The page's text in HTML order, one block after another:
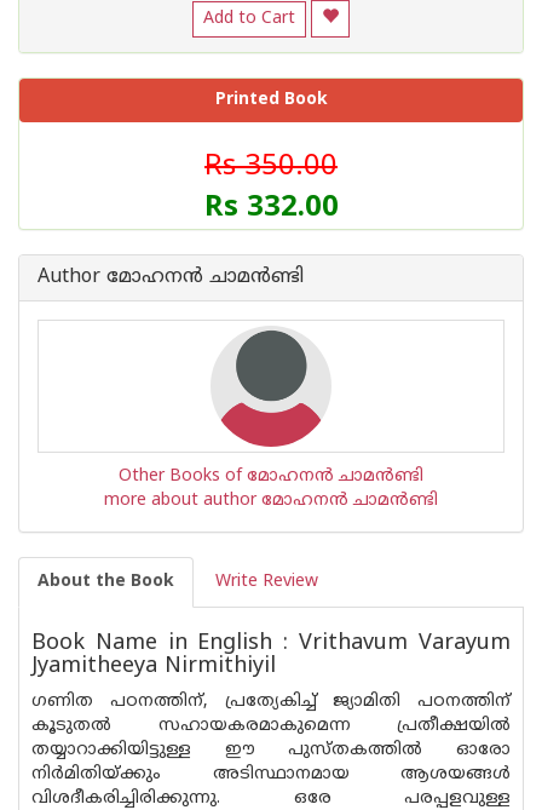
Add to Cart
Printed Book
Rs 350.00
Rs 332.00
Author മോഹനന്‍ ചാമന്‍ണ്ടി
Other Books of മോഹനന്‍ ചാമന്‍ണ്ടി
more about author മോഹനന്‍ ചാമന്‍ണ്ടി
About the Book Write Review
Book Name in English : Vrithavum Varayum
Jyamitheeya Nirmithiyil
ഗണിത പഠനത്തിന്, പ്രത്യേകിച്ച് ജ്യാമിതി പഠനത്തിന്
കൂടുതൽ സഹായകരമാകുമെന്ന പ്രതീക്ഷയിൽ
തയ്യാറാക്കിയിട്ടുള്ള ഈ പുസ്തകത്തിൽ ഓരോ
നിർമിതിയ്ക്കും അടിസ്ഥാനമായ ആശയങ്ങൾ
വിശദീകരിച്ചിരിക്കുന്നു. ഒരേ പരപ്പളവുള്ള